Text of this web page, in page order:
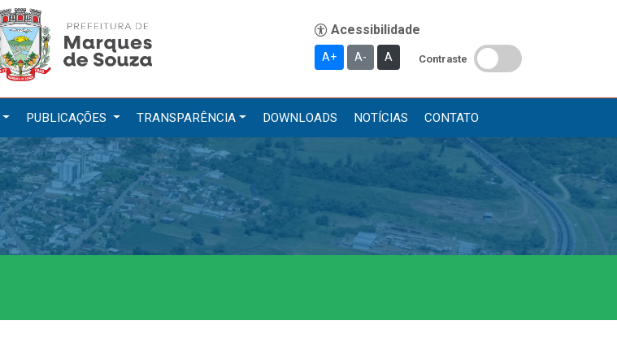
A+ A- A Contraste
PUBLICAÇÕES TRANSPARÊNCIA DOWNLOADS NOTÍCIAS CONTATO
Serviços
IPTU 2026
Nota Fiscal Eletrônica
Publicações
Diário Oficial (Novo)
Diário Oficial (Até 30/04)